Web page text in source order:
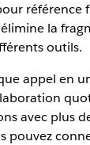
référence
la
outils.
appel en
avec plus
pouvez